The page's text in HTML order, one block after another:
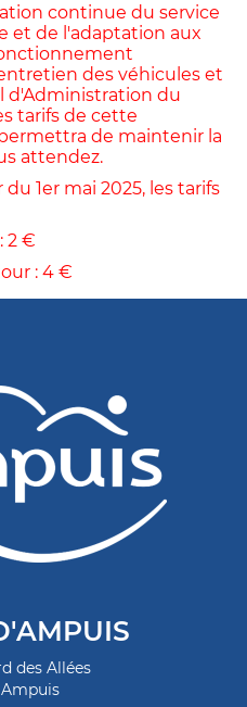
continue du service
et de l'adaptation aux
des véhicules et
d'Administration du
tarifs de cette
de maintenir la
attendez.
1er mai 2025, les tarifs
2 €
: 4 €
des Allées